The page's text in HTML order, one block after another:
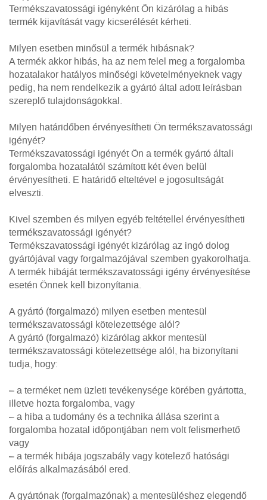
Termékszavatossági igényként Ön kizárólag a hibás
termék kijavítását vagy kicserélését kérheti.
Milyen esetben minősül a termék hibásnak?
A termék akkor hibás, ha az nem felel meg a forgalomba
hozatalakor hatályos minőségi követelményeknek vagy
pedig, ha nem rendelkezik a gyártó által adott leírásban
szereplő tulajdonságokkal.
Milyen határidőben érvényesítheti Ön termékszavatossági
igényét?
Termékszavatossági igényét Ön a termék gyártó általi
forgalomba hozatalától számított két éven belül
érvényesítheti. E határidő elteltével e jogosultságát
elveszti.
Kivel szemben és milyen egyéb feltétellel érvényesítheti
termékszavatossági igényét?
Termékszavatossági igényét kizárólag az ingó dolog
gyártójával vagy forgalmazójával szemben gyakorolhatja.
A termék hibáját termékszavatossági igény érvényesítése
esetén Önnek kell bizonyítania.
A gyártó (forgalmazó) milyen esetben mentesül
termékszavatossági kötelezettsége alól?
A gyártó (forgalmazó) kizárólag akkor mentesül
termékszavatossági kötelezettsége alól, ha bizonyítani
tudja, hogy:
– a terméket nem üzleti tevékenysége körében gyártotta,
illetve hozta forgalomba, vagy
– a hiba a tudomány és a technika állása szerint a
forgalomba hozatal időpontjában nem volt felismerhető
vagy
– a termék hibája jogszabály vagy kötelező hatósági
előírás alkalmazásából ered.
A gyártónak (forgalmazónak) a mentesüléshez elegendő